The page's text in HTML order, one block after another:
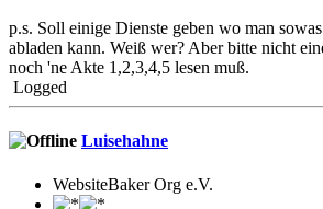
p.s. Soll einige Dienste geben wo man
abladen kann. Weiß wer? Aber bitte nicht
noch 'ne Akte 1,2,3,4,5 lesen muß.
Logged
Luisehahne
WebsiteBaker Org e.V.